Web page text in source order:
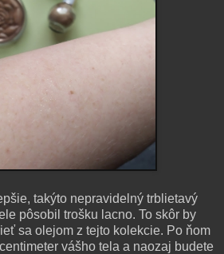
takýto nepravidelný trblietavý
pôsobil trošku lacno. To skôr by
sa olejom z tejto kolekcie. Po ňom
vášho tela a naozaj budete